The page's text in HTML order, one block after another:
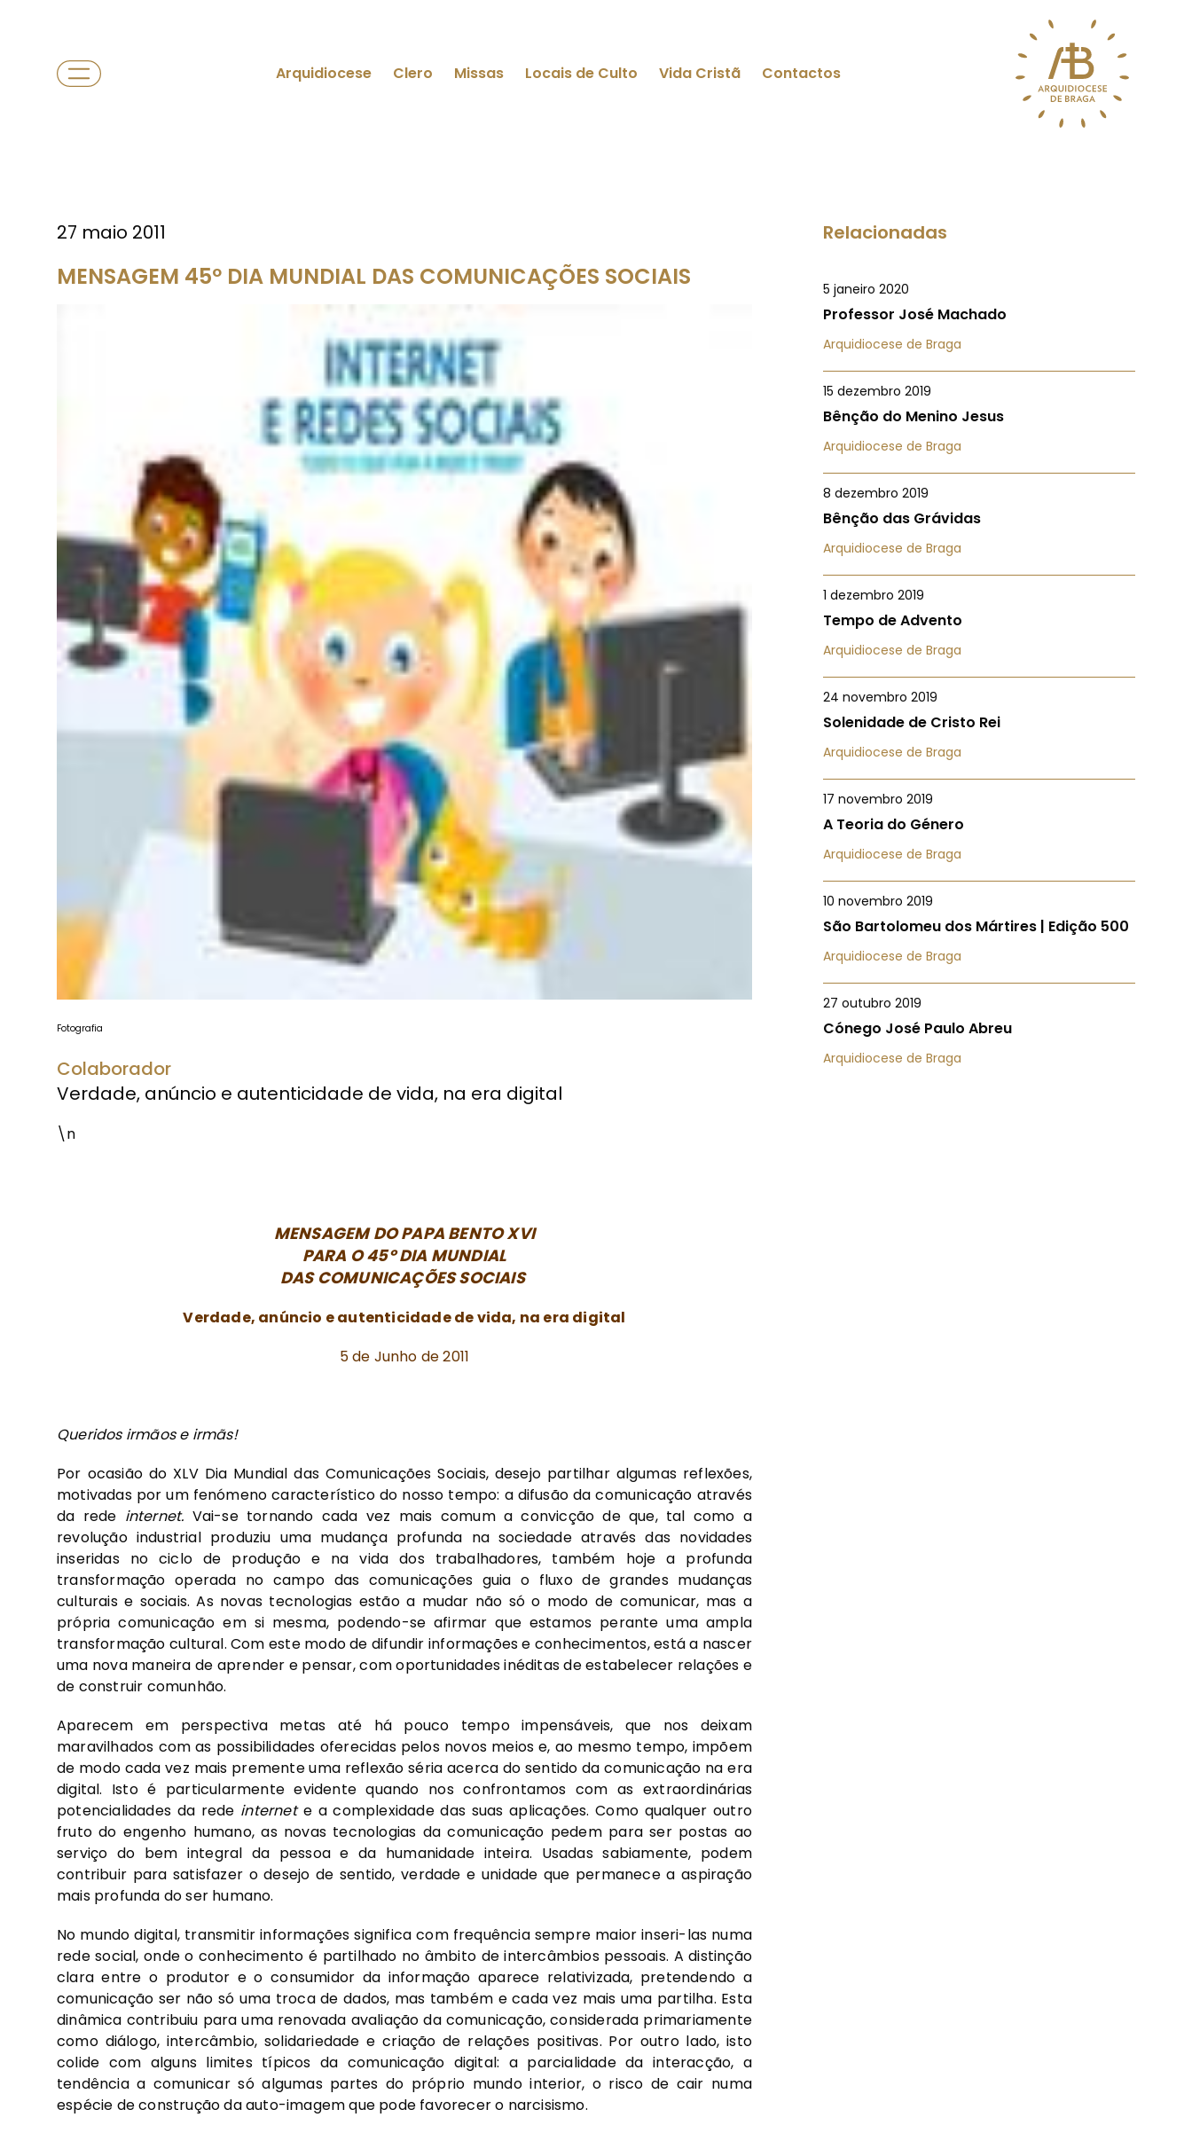
Arquidiocese Clero Missas Locais de Culto Vida Cristã Contactos
27 maio 2011
MENSAGEM 45º DIA MUNDIAL DAS COMUNICAÇÕES SOCIAIS
Fotografia
Colaborador
Verdade, anúncio e autenticidade de vida, na era digital
\n
MENSAGEM DO PAPA BENTO XVI
PARA O 45º DIA MUNDIAL
DAS COMUNICAÇÕES SOCIAIS
Verdade, anúncio e autenticidade de vida, na era digital
5 de Junho de 2011
Queridos irmãos e irmãs!
Por ocasião do XLV Dia Mundial das Comunicações Sociais, desejo partilhar algumas reflexões,
motivadas por um fenómeno característico do nosso tempo: a difusão da comunicação através
da rede internet. Vai-se tornando cada vez mais comum a convicção de que, tal como a
revolução industrial produziu uma mudança profunda na sociedade através das novidades
inseridas no ciclo de produção e na vida dos trabalhadores, também hoje a profunda
transformação operada no campo das comunicações guia o fluxo de grandes mudanças
culturais e sociais. As novas tecnologias estão a mudar não só o modo de comunicar, mas a
própria comunicação em si mesma, podendo-se afirmar que estamos perante uma ampla
transformação cultural. Com este modo de difundir informações e conhecimentos, está a nascer
uma nova maneira de aprender e pensar, com oportunidades inéditas de estabelecer relações e
de construir comunhão.
Aparecem em perspectiva metas até há pouco tempo impensáveis, que nos deixam
maravilhados com as possibilidades oferecidas pelos novos meios e, ao mesmo tempo, impõem
de modo cada vez mais premente uma reflexão séria acerca do sentido da comunicação na era
digital. Isto é particularmente evidente quando nos confrontamos com as extraordinárias
potencialidades da rede internete a complexidade das suas aplicações. Como qualquer outro
fruto do engenho humano, as novas tecnologias da comunicação pedem para ser postas ao
serviço do bem integral da pessoa e da humanidade inteira. Usadas sabiamente, podem
contribuir para satisfazer o desejo de sentido, verdade e unidade que permanece a aspiração
mais profunda do ser humano.
No mundo digital, transmitir informações significa com frequência sempre maior inseri-las numa
rede social, onde o conhecimento é partilhado no âmbito de intercâmbios pessoais. A distinção
clara entre o produtor e o consumidor da informação aparece relativizada, pretendendo a
comunicação ser não só uma troca de dados, mas também e cada vez mais uma partilha. Esta
dinâmica contribuiu para uma renovada avaliação da comunicação, considerada primariamente
como diálogo, intercâmbio, solidariedade e criação de relações positivas. Por outro lado, isto
colide com alguns limites típicos da comunicação digital: a parcialidade da interacção, a
tendência a comunicar só algumas partes do próprio mundo interior, o risco de cair numa
espécie de construção da auto-imagem que pode favorecer o narcisismo.
Relacionadas
5 janeiro 2020
Professor José Machado
Arquidiocese de Braga
15 dezembro 2019
Bênção do Menino Jesus
Arquidiocese de Braga
8 dezembro 2019
Bênção das Grávidas
Arquidiocese de Braga
1 dezembro 2019
Tempo de Advento
Arquidiocese de Braga
24 novembro 2019
Solenidade de Cristo Rei
Arquidiocese de Braga
17 novembro 2019
A Teoria do Género
Arquidiocese de Braga
10 novembro 2019
São Bartolomeu dos Mártires | Edição 500
Arquidiocese de Braga
27 outubro 2019
Cónego José Paulo Abreu
Arquidiocese de Braga